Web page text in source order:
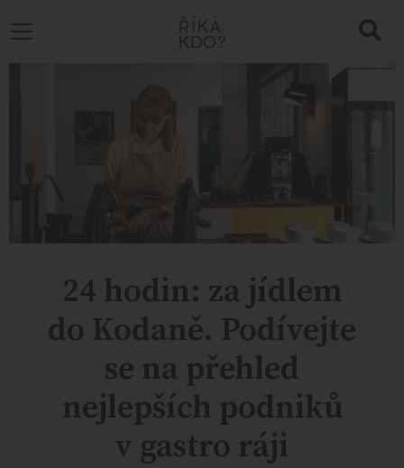
24 hodin: za jídlem
do Kodaně. Podívejte
se na přehled
nejlepších podniků
v gastro ráji